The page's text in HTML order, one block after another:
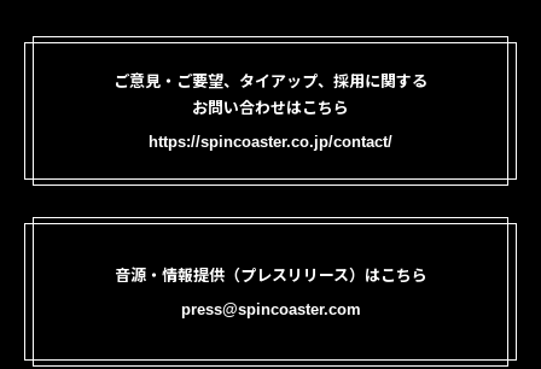
ご意見・ご要望、タイアップ、採用に関する
お問い合わせはこちら
https://spincoaster.co.jp/contact/
音源・情報提供（プレスリリース）はこちら
press@spincoaster.com